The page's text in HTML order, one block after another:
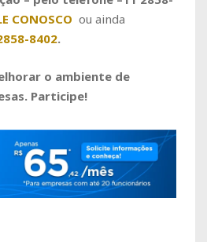
CONOSCO ou ainda
8402.
o ambiente de
Participe!